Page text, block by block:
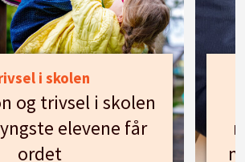
i skolen
og trivsel i skolen
elevene får
ordet